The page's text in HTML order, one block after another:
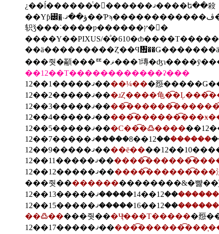
¿��ĺ������ͭ�񤦤������ޤ����ե��殺
��Υƥ꡼�̤˴ؤ��ޤ��Ƥϡ������������ڤ�Ȥʤ�ޤ����⤷��˺������Ϥɤ��������ˤ�Ϣ�����������͡�����¾�ξ��ʤ�12��24�������ڤ�Ȥʤ�ޤ��������ɤ�����˺��ʤ��Ǥ�����������ǤϺ����Ϥ����դ�12��Τ������������ʡ��ء����äȤ��������
轵ǯ���˸����ƿ������ץ�󥿡�
����Υ��PIXUS/
��12��Τ������������ʡ���
12��1�����ޤ����¼���㤪
12��2�����ޤ���ɹȤ����⻳
12��3�����ޤ��
12��4�����ޤ��
12��5�����ޤ���Ϲ��͡�߷����
������
12��9�����ޤ����ë��
12��11�����ޤ��
12��12�����ޤ�������͡������͡��
���줫��������
������
������
��߷�����줫���Ҷͤ���Τ������㤪
12��17�����ޤ��